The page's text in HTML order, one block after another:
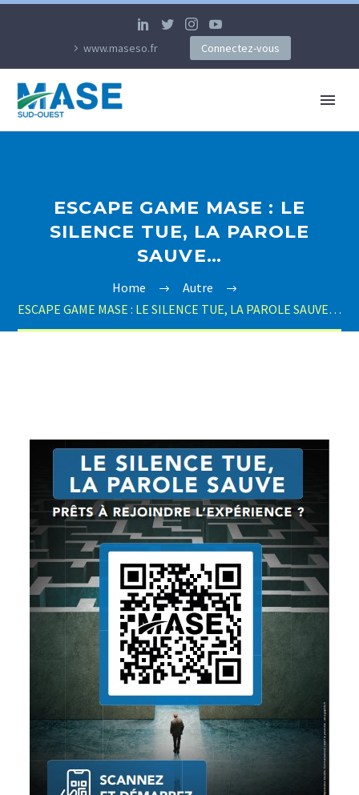
www.maseso.fr Connectez-vous
ESCAPE GAME MASE : LE
SILENCE TUE, LA PAROLE
SAUVE…
Home
Autre
ESCAPE GAME MASE : LE SILENCE TUE, LA PAROLE SAUVE…